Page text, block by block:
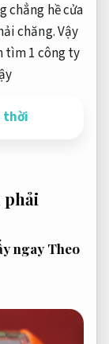
chẳng hề cửa
chăng. Vậy
tìm 1 công ty
thời
phải
ngay Theo